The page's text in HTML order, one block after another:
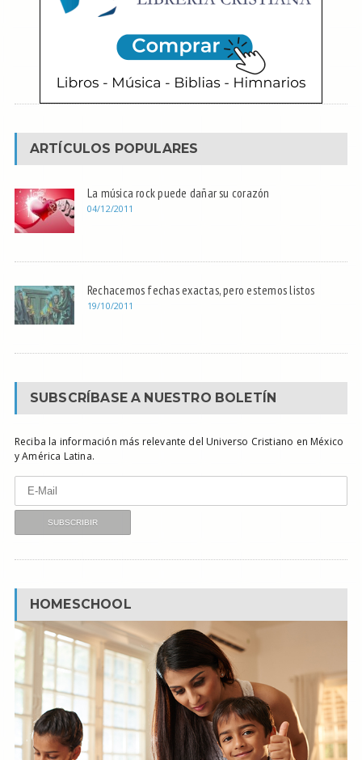
ARTÍCULOS POPULARES
La música rock puede dañar su corazón
04/12/2011
Rechacemos fechas exactas, pero estemos listos
19/10/2011
SUBSCRÍBASE A NUESTRO BOLETÍN
Reciba la información más relevante del Universo Cristiano en México
y América Latina.
HOMESCHOOL